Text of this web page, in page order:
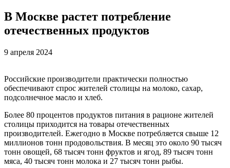
В Москве растет потребление
отечественных продуктов
9 апреля 2024
Российские производители практически полностью
обеспечивают спрос жителей столицы на молоко, сахар,
подсолнечное масло и хлеб.
Более 80 процентов продуктов питания в рационе жителей
столицы приходится на товары отечественных
производителей. Ежегодно в Москве потребляется свыше 12
миллионов тонн продовольствия. В месяц это около 90 тысяч
тонн овощей, 68 тысяч тонн фруктов и ягод, 89 тысяч тонн
мяса, 40 тысяч тонн молока и 27 тысяч тонн рыбы.